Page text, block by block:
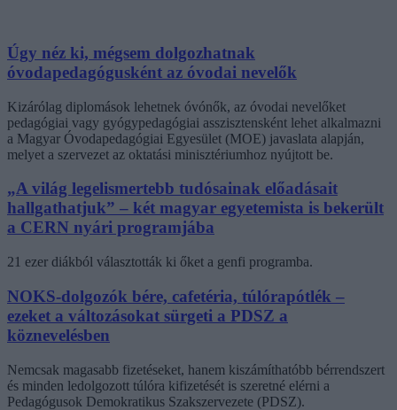
Úgy néz ki, mégsem dolgozhatnak
óvodapedagógusként az óvodai nevelők
Kizárólag diplomások lehetnek óvónők, az óvodai nevelőket
pedagógiai vagy gyógypedagógiai asszisztensként lehet alkalmazni
a Magyar Óvodapedagógiai Egyesület (MOE) javaslata alapján,
melyet a szervezet az oktatási minisztériumhoz nyújtott be.
„A világ legelismertebb tudósainak előadásait
hallgathatjuk” – két magyar egyetemista is bekerült
a CERN nyári programjába
21 ezer diákból választották ki őket a genfi programba.
NOKS-dolgozók bére, cafetéria, túlórapótlék –
ezeket a változásokat sürgeti a PDSZ a
köznevelésben
Nemcsak magasabb fizetéseket, hanem kiszámíthatóbb bérrendszert
és minden ledolgozott túlóra kifizetését is szeretné elérni a
Pedagógusok Demokratikus Szakszervezete (PDSZ).